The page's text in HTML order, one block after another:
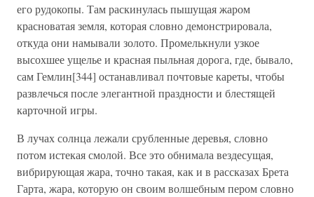
его рудокопы. Там раскинулась пышущая жаром
красноватая земля, которая словно демонстрировала,
откуда они намывали золото. Промелькнули узкое
высохшее ущелье и красная пыльная дорога, где, бывало,
сам Гемлин[344] останавливал почтовые кареты, чтобы
развлечься после элегантной праздности и блестящей
карточной игры.
В лучах солнца лежали срубленные деревья, словно
потом истекая смолой. Все это обнимала вездесущая,
вибрирующая жара, точно такая, как и в рассказах Брета
Гарта, жара, которую он своим волшебным пером словно